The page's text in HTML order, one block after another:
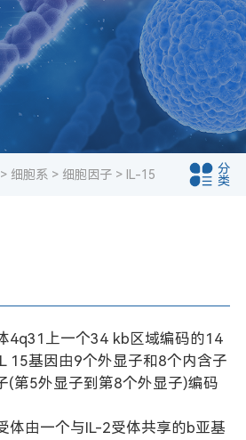
细胞系 > 细胞因子> IL-15
分
类
上一个34 kb区域编码的14
15基因由9个外显子和8个内含子
(第5外显子到第8个外显子)编码
由一个与IL-2受体共享的b亚基